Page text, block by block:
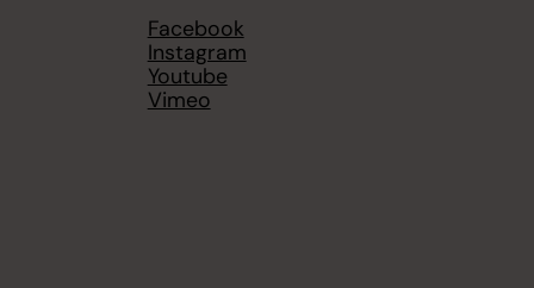
Facebook
Instagram
Youtube
Vimeo